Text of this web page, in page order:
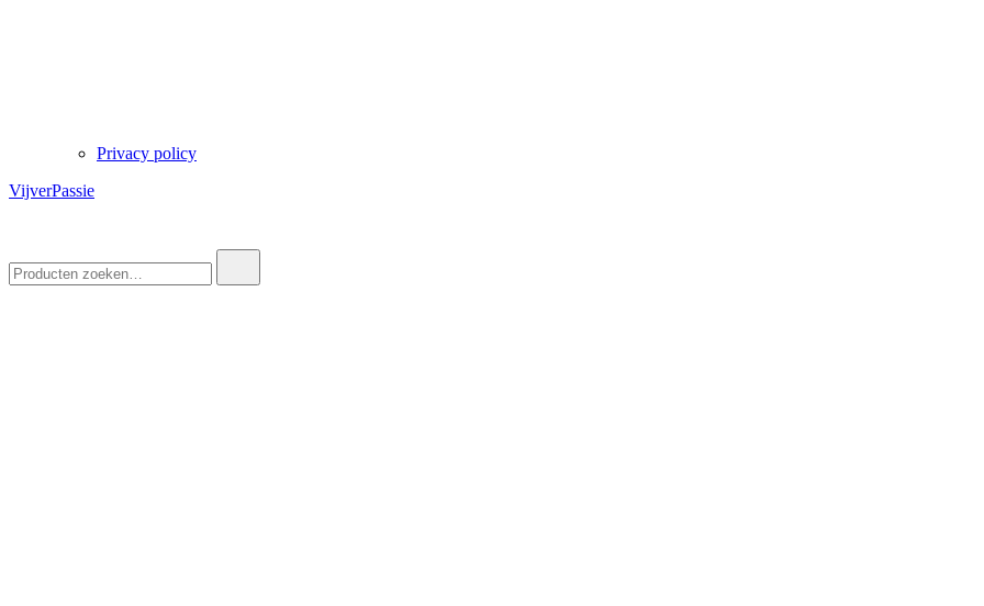
Privacy policy
VijverPassie
naar: